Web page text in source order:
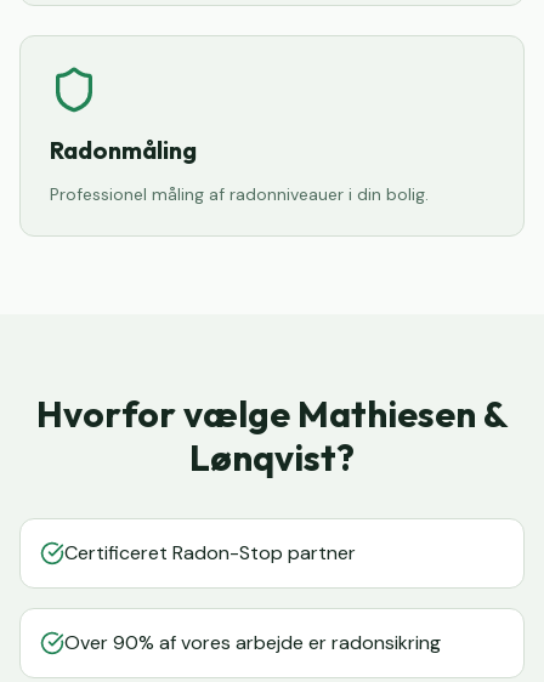
Radonmåling
Professionel måling af radonniveauer i din bolig.
Hvorfor vælge Mathiesen &
Lønqvist?
Certificeret Radon-Stop partner
Over 90% af vores arbejde er radonsikring